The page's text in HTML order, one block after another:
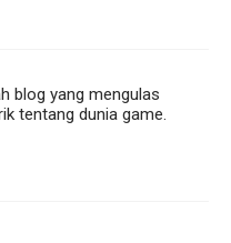
blog yang mengulas
tentang dunia game.